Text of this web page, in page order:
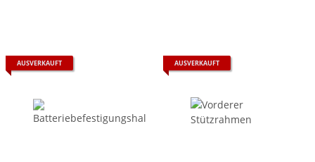
AUSVERKAUFT AUSVERKAUFT